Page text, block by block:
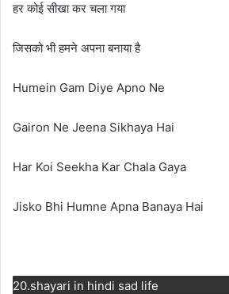
हर कोई सीखा कर चला गया
जिसको भी हमने अपना बनाया है
Humein Gam Diye Apno Ne
Gairon Ne Jeena Sikhaya Hai
Har Koi Seekha Kar Chala Gaya
Jisko Bhi Humne Apna Banaya Hai
20.shayari in hindi sad life